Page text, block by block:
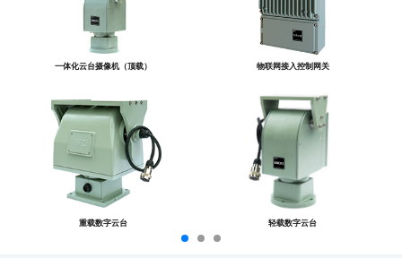
一体化云台摄像机（顶载） 物联网接入控制网关
重载数字云台 轻载数字云台